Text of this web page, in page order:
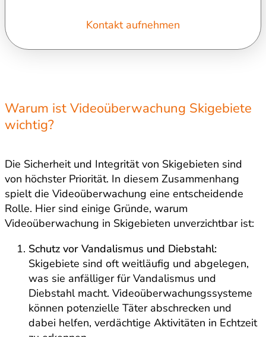
Kontakt aufnehmen
Warum ist Videoüberwachung Skigebiete
wichtig?
Die Sicherheit und Integrität von Skigebieten sind
von höchster Priorität. In diesem Zusammenhang
spielt die Videoüberwachung eine entscheidende
Rolle. Hier sind einige Gründe, warum
Videoüberwachung in Skigebieten unverzichtbar ist:
Schutz vor Vandalismus und Diebstahl:
Skigebiete sind oft weitläufig und abgelegen,
was sie anfälliger für Vandalismus und
Diebstahl macht. Videoüberwachungssysteme
können potenzielle Täter abschrecken und
dabei helfen, verdächtige Aktivitäten in Echtzeit